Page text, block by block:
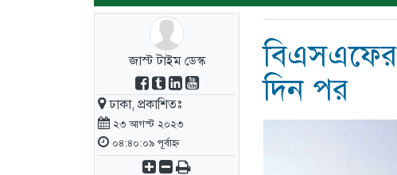
ভিডিও গ্যালারি
ঢাকা
বরিশাল
চট্টগ্রাম
খুলনা
ময়মনসিংহ
সিলেট ভিডিও
ফটো গ্যালারী
জাস্ট টাইম ডেস্ক
ঢাকা, প্রকাশিতঃ
২৩ আগস্ট ২০২৩
০৪:৪০:০৯ পূর্বাহ্ন
দিন পর